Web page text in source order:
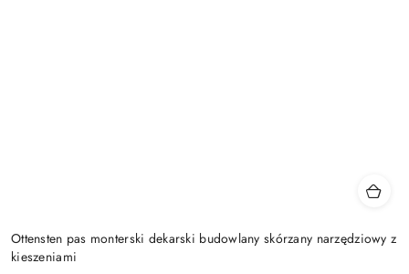
Ottensten pas monterski dekarski budowlany skórzany narzędziowy z
kieszeniami